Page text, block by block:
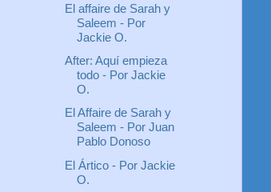
El affaire de Sarah y
Saleem - Por
Jackie O.
After: Aquí empieza
todo - Por Jackie
O.
El Affaire de Sarah y
Saleem - Por Juan
Pablo Donoso
El Ártico - Por Jackie
O.